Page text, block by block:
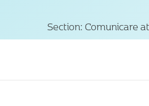
Section: Comunicare